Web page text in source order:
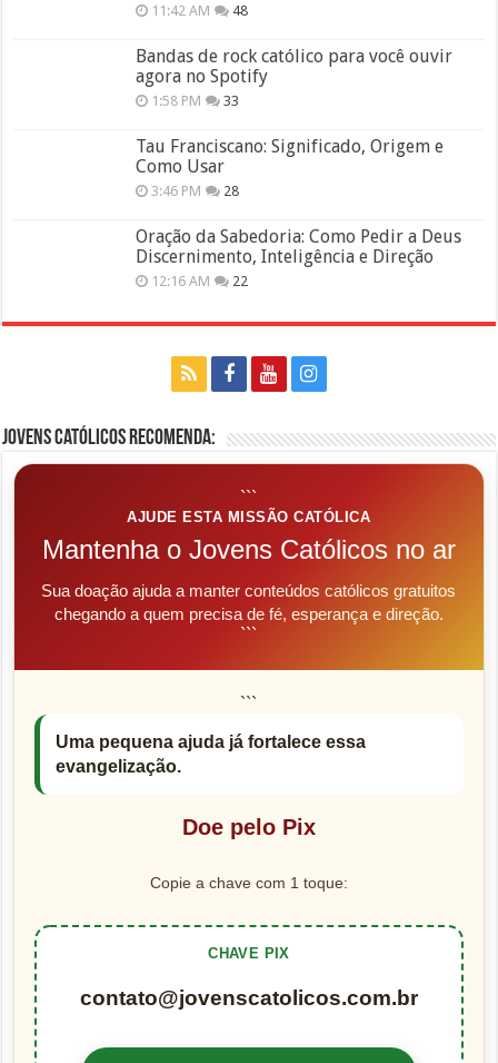
11:42 AM 48
Bandas de rock católico para você ouvir
agora no Spotify
1:58 PM 33
Tau Franciscano: Significado, Origem e
Como Usar
3:46 PM 28
Oração da Sabedoria: Como Pedir a Deus
Discernimento, Inteligência e Direção
12:16 AM 22
Jovens Católicos Recomenda:
```
AJUDE ESTA MISSÃO CATÓLICA
Mantenha o Jovens Católicos no ar
Sua doação ajuda a manter conteúdos católicos gratuitos
chegando a quem precisa de fé, esperança e direção.
```
```
Uma pequena ajuda já fortalece essa
evangelização.
Doe pelo Pix
Copie a chave com 1 toque:
CHAVE PIX
contato@jovenscatolicos.com.br